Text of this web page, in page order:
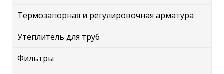
Термозапорная и регулировочная арматура
Утеплитель для труб
Фильтры